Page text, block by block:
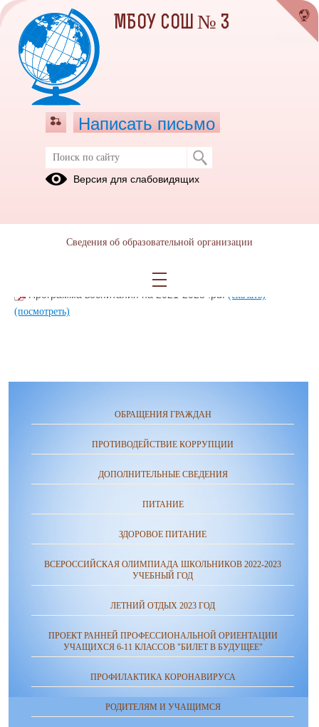
Дополнительное образование
Приказ о программе воспитания.pdf
Программа воспитания на 2021-2025 .pdf (скачать)
(посмотреть)
ОБРАЩЕНИЯ ГРАЖДАН
ПРОТИВОДЕЙСТВИЕ КОРРУПЦИИ
ДОПОЛНИТЕЛЬНЫЕ СВЕДЕНИЯ
ПИТАНИЕ
ЗДОРОВОЕ ПИТАНИЕ
ВСЕРОССИЙСКАЯ ОЛИМПИАДА ШКОЛЬНИКОВ 2022-2023
УЧЕБНЫЙ ГОД
ЛЕТНИЙ ОТДЫХ 2023 ГОД
ПРОЕКТ РАННЕЙ ПРОФЕССИОНАЛЬНОЙ ОРИЕНТАЦИИ
УЧАЩИХСЯ 6-11 КЛАССОВ "БИЛЕТ В БУДУЩЕЕ"
ПРОФИЛАКТИКА КОРОНАВИРУСА
РОДИТЕЛЯМ И УЧАЩИМСЯ
МБОУ СОШ № 3
Написать письмо
Версия для слабовидящих
Сведения об образовательной организации